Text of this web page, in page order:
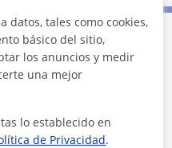
datos, tales como cookies,
básico del sitio,
los anuncios y medir
una mejor
lo establecido en
de Privacidad.